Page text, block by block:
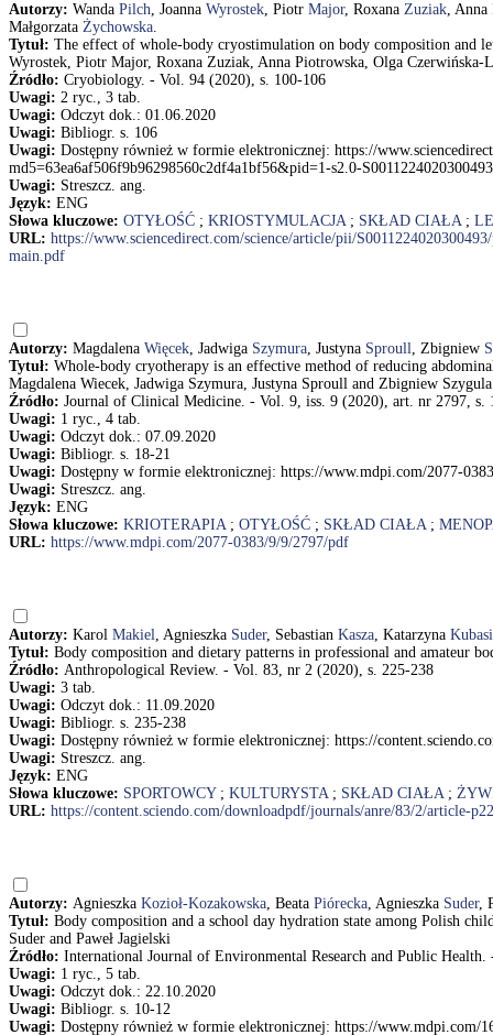
Autorzy: Wanda Pilch, Joanna Wyrostek, Piotr Major, Roxana Zuziak, Anna
Małgorzata Żychowska.
Tytuł: The effect of whole-body cryostimulation on body composition and
Wyrostek, Piotr Major, Roxana Zuziak, Anna Piotrowska, Olga
Źródło: Cryobiology. - Vol. 94 (2020), s. 100-106
Uwagi: 2 ryc., 3 tab.
Uwagi: Odczyt dok.: 01.06.2020
Uwagi: Bibliogr. s. 106
Uwagi: Dostępny również w formie elektronicznej: https://
md5=63ea6af506f9b96298560c2df4a1bf56&pid=1-s2.0-
Uwagi: Streszcz. ang.
Język: ENG
Słowa kluczowe: OTYŁOŚĆ ; KRIOSTYMULACJA; SKŁAD CIAŁA;
URL: https://www.sciencedirect.com/science/article/pii/
main.pdf
Autorzy: Magdalena Więcek, Jadwiga Szymura, Justyna Sproull, Zbigniew
Tytuł: Whole-body cryotherapy is an effective method of reducing
Magdalena Wiecek, Jadwiga Szymura, Justyna Sproull and Zbigniew Szygula
Źródło: Journal of Clinical Medicine. - Vol. 9, iss. 9 (2020), art. nr 2797, s.
Uwagi: 1 ryc., 4 tab.
Uwagi: Odczyt dok.: 07.09.2020
Uwagi: Bibliogr. s. 18-21
Uwagi: Dostępny w formie elektronicznej: https://www.mdpi.com/2077-
Uwagi: Streszcz. ang.
Język: ENG
Słowa kluczowe: KRIOTERAPIA; OTYŁOŚĆ ; SKŁAD CIAŁA;
URL: https://www.mdpi.com/2077-0383/9/9/2797/pdf
Autorzy: Karol Makiel, Agnieszka Suder, Sebastian Kasza, Katarzyna
Tytuł: Body composition and dietary patterns in professional and amateur
Źródło: Anthropological Review. - Vol. 83, nr 2 (2020), s. 225-238
Uwagi: 3 tab.
Uwagi: Odczyt dok.: 11.09.2020
Uwagi: Bibliogr. s. 235-238
Uwagi: Dostępny również w formie elektronicznej: https://
Uwagi: Streszcz. ang.
Język: ENG
Słowa kluczowe: SPORTOWCY; KULTURYSTA; SKŁAD CIAŁA;
URL: https://content.sciendo.com/downloadpdf/journals/anre/83/2/article-
Autorzy: Agnieszka Kozioł-Kozakowska, Beata Piórecka, Agnieszka Suder,
Tytuł: Body composition and a school day hydration state among Polish
Suder and Paweł Jagielski
Źródło: International Journal of Environmental Research and Public
Uwagi: 1 ryc., 5 tab.
Uwagi: Odczyt dok.: 22.10.2020
Uwagi: Bibliogr. s. 10-12
Uwagi: Dostępny również w formie elektronicznej: https://www.mdpi.com/